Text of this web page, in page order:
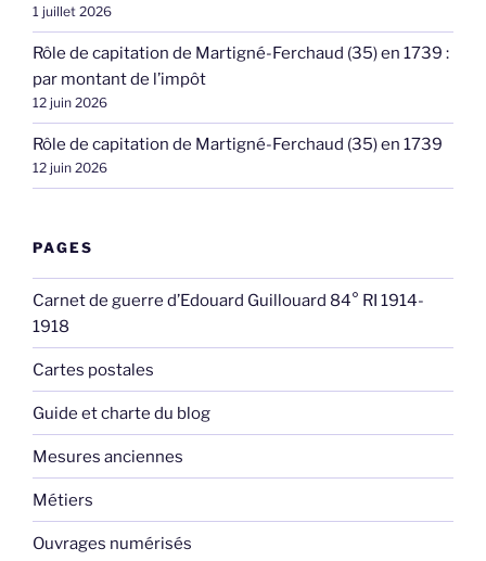
1 juillet 2026
Rôle de capitation de Martigné-Ferchaud (35) en 1739 :
par montant de l’impôt
12 juin 2026
Rôle de capitation de Martigné-Ferchaud (35) en 1739
12 juin 2026
PAGES
Carnet de guerre d’Edouard Guillouard 84° RI 1914-
1918
Cartes postales
Guide et charte du blog
Mesures anciennes
Métiers
Ouvrages numérisés